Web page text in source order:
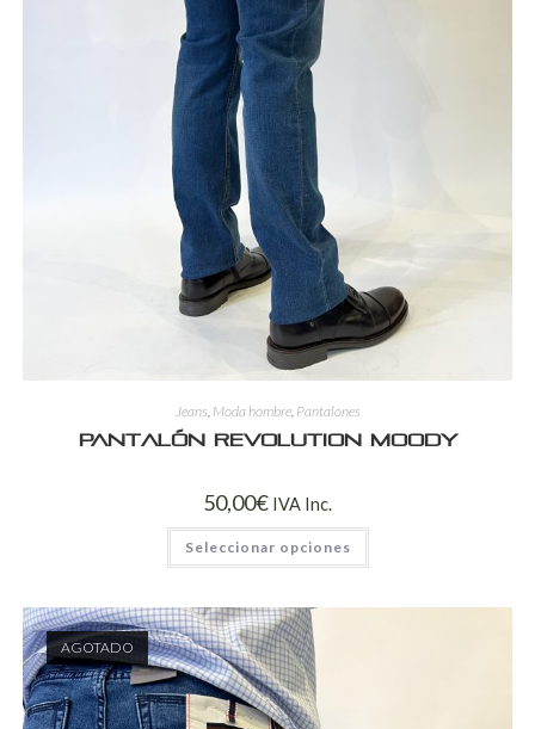
Jeans, Moda hombre, Pantalones
Pantalón Revolution Moody
50,00€ IVA Inc.
Seleccionar opciones
AGOTADO